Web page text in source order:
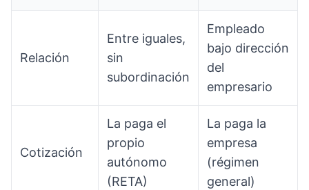
Relación
Entre iguales,
sin
subordinación
Empleado
bajo dirección
del
empresario
Cotización
La paga el
propio
autónomo
(RETA)
La paga la
empresa
(régimen
general)